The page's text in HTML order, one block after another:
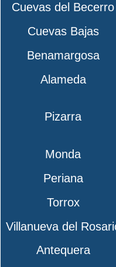
Cuevas del Becerro
Cuevas Bajas
Benamargosa
Alameda
Pizarra
Monda
Periana
Torrox
Villanueva del
Antequera